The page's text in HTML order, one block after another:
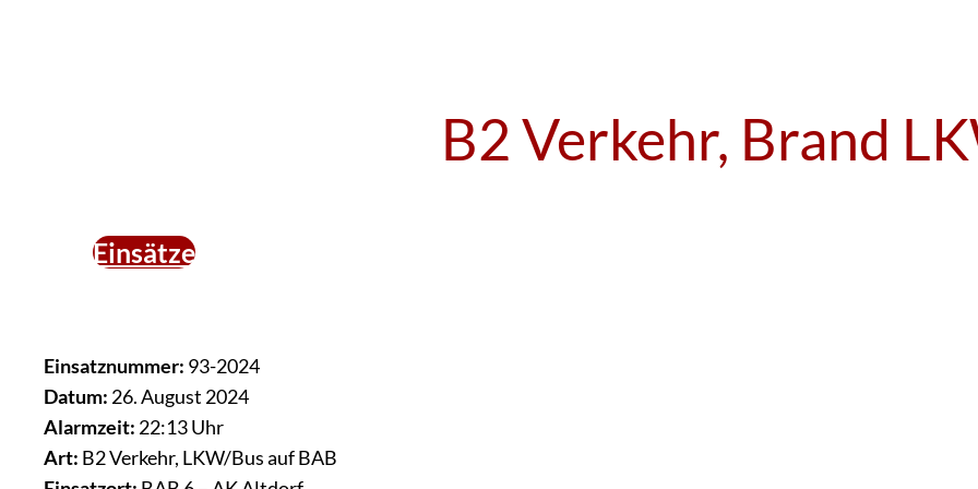
B2 Verkehr, Brand
Einsätze
Einsatznummer: 93-2024
Datum: 26. August 2024
Alarmzeit: 22:13 Uhr
Art: B2 Verkehr, LKW/Bus auf BAB